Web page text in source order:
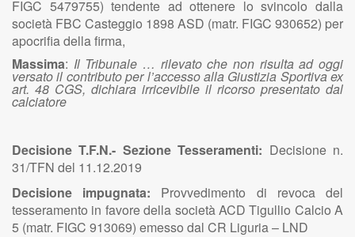
FIGC 5479755) tendente ad ottenere lo svincolo dalla
società FBC Casteggio 1898 ASD (matr. FIGC 930652) per
apocrifia della firma,
Massima: Il Tribunale … rilevato che non risulta ad oggi
versato il contributo per l’accesso alla Giustizia Sportiva ex
art. 48 CGS, dichiara irricevibile il ricorso presentato dal
calciatore
Decisione T.F.N.- Sezione Tesseramenti: Decisione n.
31/TFN del 11.12.2019
Decisione impugnata: Provvedimento di revoca del
tesseramento in favore della società ACD Tigullio Calcio A
5 (matr. FIGC 913069) emesso dal CR Liguria – LND